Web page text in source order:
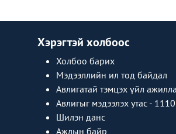
Хэрэгтэй холбоос
Холбоо барих
Мэдээллийн ил тод байдал
Авлигатай тэмцэх үйл
Авлигыг мэдээлэх утас - 1110
Шилэн данс
Ажлын байр